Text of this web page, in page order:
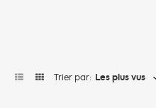
Trier par: Les plus vus